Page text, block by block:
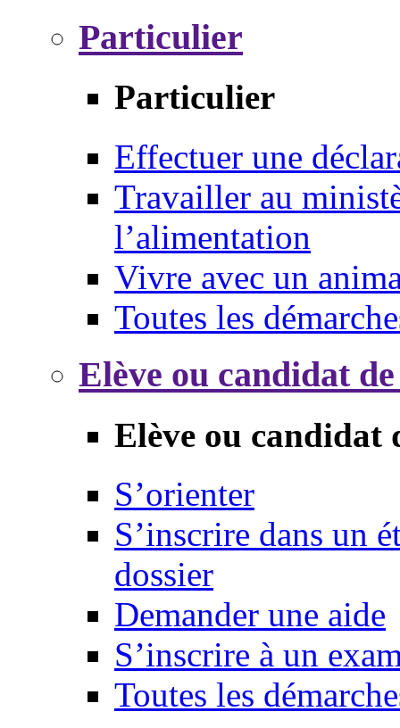
Particulier
Particulier
Effectuer une
Travailler au
l’alimentation
Vivre avec un
Toutes les
Elève ou candidat
Elève ou candidat
S’orienter
S’inscrire dans un
dossier
Demander une aide
S’inscrire à un
Toutes les